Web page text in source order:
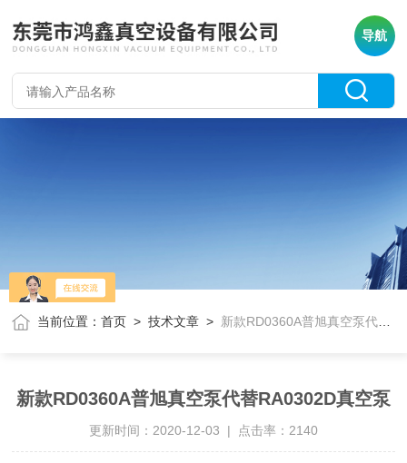
导航
当前位置：首页 >技术文章 > 新款RD0360A普旭真空泵代替RA0302D真空泵
新款RD0360A普旭真空泵代替RA0302D真空泵
更新时间：2020-12-03 | 点击率：2140